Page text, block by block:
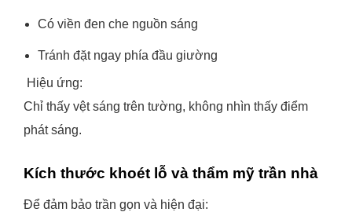
Có viền đen che nguồn sáng
Tránh đặt ngay phía đầu giường
Hiệu ứng:
Chỉ thấy vệt sáng trên tường, không nhìn thấy điểm
phát sáng.
Kích thước khoét lỗ và thẩm mỹ trần nhà
Để đảm bảo trần gọn và hiện đại: